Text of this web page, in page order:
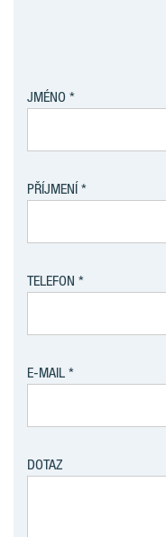
JMÉNO
PŘÍJMENÍ
TELEFON
E-MAIL
DOTAZ